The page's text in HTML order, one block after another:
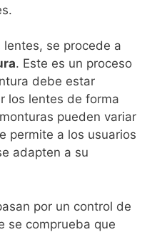
se procede a
. Este es un proceso
debe estar
los lentes de forma
pueden variar
permite a los usuarios
adapten a su
por un control de
se comprueba que